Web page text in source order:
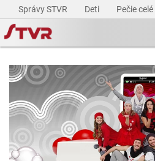
Správy STVR Deti Pečie